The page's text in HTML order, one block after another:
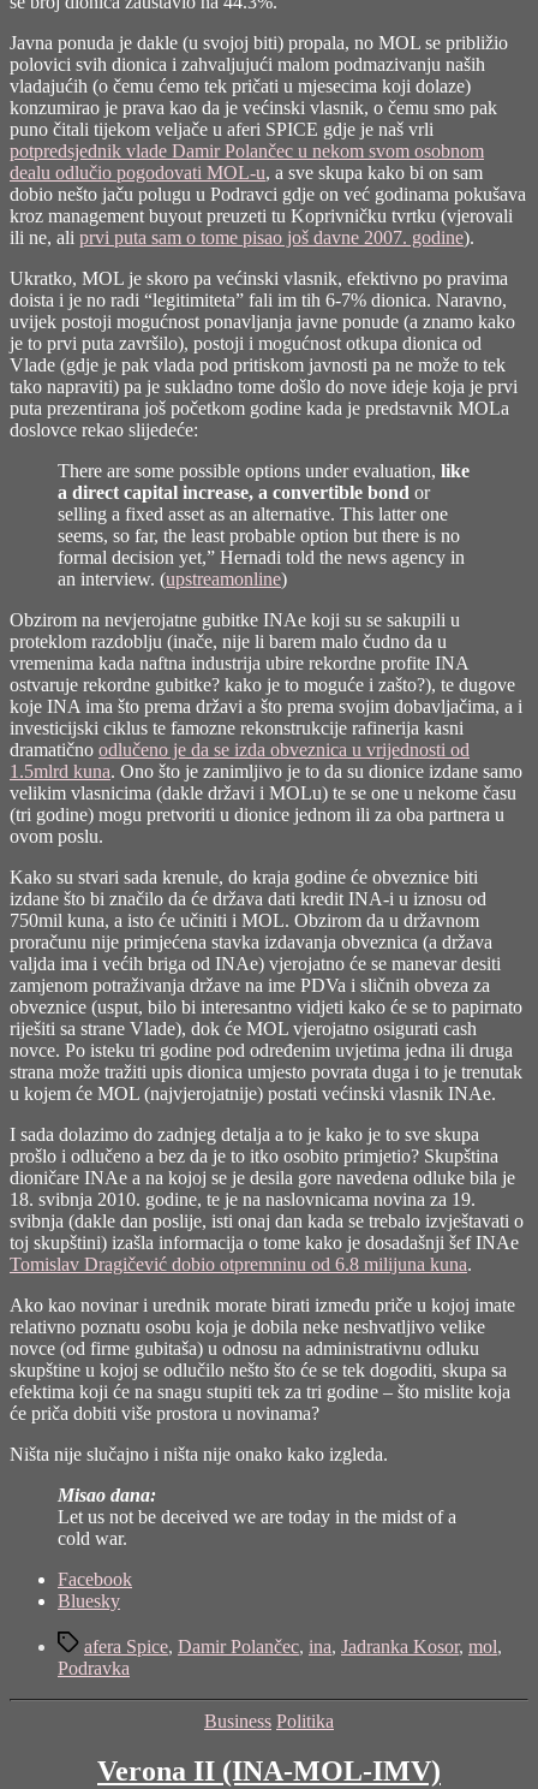
Javna ponuda je dakle (u svojoj biti) propala, no MOL se približio
polovici svih dionica i zahvaljujući malom podmazivanju naših
vladajućih (o čemu ćemo tek pričati u mjesecima koji dolaze)
konzumirao je prava kao da je većinski vlasnik, o čemu smo pak
puno čitali tijekom veljače u aferi SPICE gdje je naš vrli
potpredsjednik vlade Damir Polančec u nekom svom osobnom
dealu odlučio pogodovati MOL-u, a sve skupa kako bi on sam
dobio nešto jaču polugu u Podravci gdje on već godinama pokušava
kroz management buyout preuzeti tu Koprivničku tvrtku (vjerovali
ili ne, ali prvi puta sam o tome pisao još davne 2007. godine).
Ukratko, MOL je skoro pa većinski vlasnik, efektivno po pravima
doista i je no radi “legitimiteta” fali im tih 6-7% dionica. Naravno,
uvijek postoji mogućnost ponavljanja javne ponude (a znamo kako
je to prvi puta završilo), postoji i mogućnost otkupa dionica od
Vlade (gdje je pak vlada pod pritiskom javnosti pa ne može to tek
tako napraviti) pa je sukladno tome došlo do nove ideje koja je prvi
puta prezentirana još početkom godine kada je predstavnik MOLa
doslovce rekao slijedeće:
There are some possible options under evaluation, like
a direct capital increase, a convertible bond or
selling a fixed asset as an alternative. This latter one
seems, so far, the least probable option but there is no
formal decision yet,” Hernadi told the news agency in
an interview. (upstreamonline)
Obzirom na nevjerojatne gubitke INAe koji su se sakupili u
proteklom razdoblju (inače, nije li barem malo čudno da u
vremenima kada naftna industrija ubire rekordne profite INA
ostvaruje rekordne gubitke? kako je to moguće i zašto?), te dugove
koje INA ima što prema državi a što prema svojim dobavljačima, a i
investicijski ciklus te famozne rekonstrukcije rafinerija kasni
dramatično odlučeno je da se izda obveznica u vrijednosti od
1.5mlrd kuna. Ono što je zanimljivo je to da su dionice izdane samo
velikim vlasnicima (dakle državi i MOLu) te se one u nekome času
(tri godine) mogu pretvoriti u dionice jednom ili za oba partnera u
ovom poslu.
Kako su stvari sada krenule, do kraja godine će obveznice biti
izdane što bi značilo da će država dati kredit INA-i u iznosu od
750mil kuna, a isto će učiniti i MOL. Obzirom da u državnom
proračunu nije primjećena stavka izdavanja obveznica (a država
valjda ima i većih briga od INAe) vjerojatno će se manevar desiti
zamjenom potraživanja države na ime PDVa i sličnih obveza za
obveznice (usput, bilo bi interesantno vidjeti kako će se to papirnato
riješiti sa strane Vlade), dok će MOL vjerojatno osigurati cash
novce. Po isteku tri godine pod određenim uvjetima jedna ili druga
strana može tražiti upis dionica umjesto povrata duga i to je trenutak
u kojem će MOL (najvjerojatnije) postati većinski vlasnik INAe.
I sada dolazimo do zadnjeg detalja a to je kako je to sve skupa
prošlo i odlučeno a bez da je to itko osobito primjetio? Skupština
dioničare INAe a na kojoj se je desila gore navedena odluke bila je
18. svibnja 2010. godine, te je na naslovnicama novina za 19.
svibnja (dakle dan poslije, isti onaj dan kada se trebalo izvještavati o
toj skupštini) izašla informacija o tome kako je dosadašnji šef INAe
Tomislav Dragičević dobio otpremninu od 6.8 milijuna kuna.
Ako kao novinar i urednik morate birati između priče u kojoj imate
relativno poznatu osobu koja je dobila neke neshvatljivo velike
novce (od firme gubitaša) u odnosu na administrativnu odluku
skupštine u kojoj se odlučilo nešto što će se tek dogoditi, skupa sa
efektima koji će na snagu stupiti tek za tri godine – što mislite koja
će priča dobiti više prostora u novinama?
Ništa nije slučajno i ništa nije onako kako izgleda.
Misao dana:
Let us not be deceived we are today in the midst of a
cold war.
Share
"Kako
kupio
Facebook
Bluesky
Tagsafera Spice, Damir Polančec, ina, Jadranka Kosor, mol,
Podravka
Categories
Business Politika
Verona II (INA-MOL-IMV)